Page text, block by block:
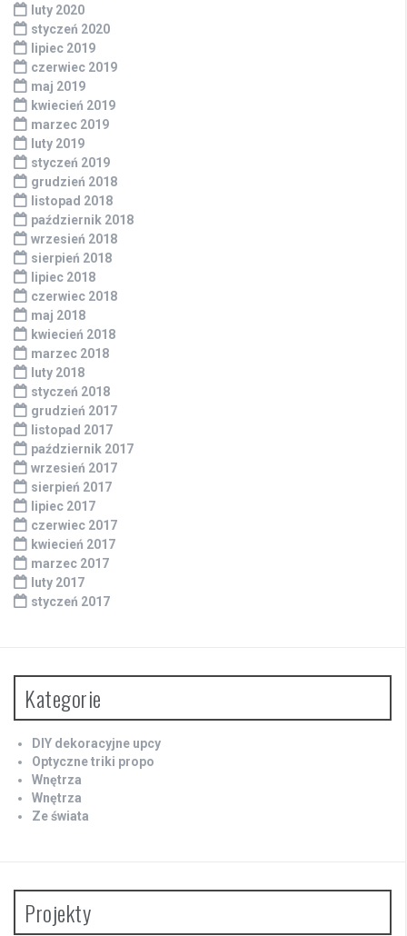
luty 2020
styczeń 2020
lipiec 2019
czerwiec 2019
maj 2019
kwiecień 2019
marzec 2019
luty 2019
styczeń 2019
grudzień 2018
listopad 2018
październik 2018
wrzesień 2018
sierpień 2018
lipiec 2018
czerwiec 2018
maj 2018
kwiecień 2018
marzec 2018
luty 2018
styczeń 2018
grudzień 2017
listopad 2017
październik 2017
wrzesień 2017
sierpień 2017
lipiec 2017
czerwiec 2017
kwiecień 2017
marzec 2017
luty 2017
styczeń 2017
Kategorie
DIY dekoracyjne upcy
Optyczne triki propo
Wnętrza
Wnętrza
Ze świata
Projekty